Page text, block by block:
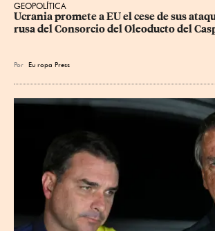
GEOPOLÍTICA
Ucrania promete a EU el cese de sus
rusa del Consorcio del Oleoducto del
Por Eu ropa Press